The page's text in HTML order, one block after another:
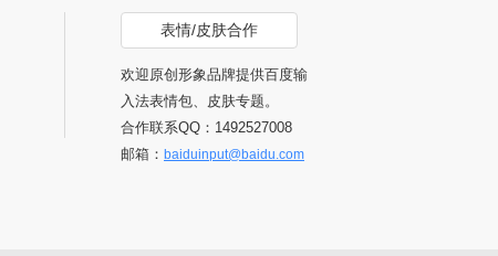
表情/皮肤合作
欢迎原创形象品牌提供百度输
入法表情包、皮肤专题。
合作联系QQ：1492527008
邮箱： baiduinput@baidu.com